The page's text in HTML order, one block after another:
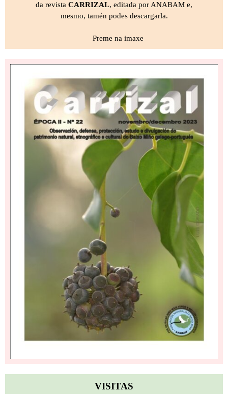
da revista CARRIZAL, editada por ANABAM e,
mesmo, tamén podes descargarla.
Preme na imaxe
VISITAS